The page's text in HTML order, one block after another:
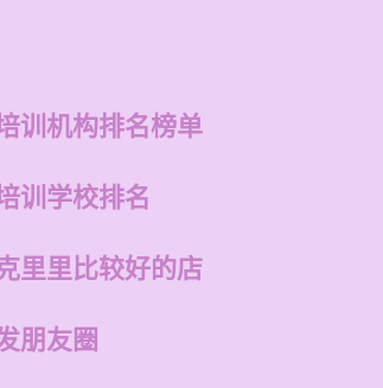
训机构排名榜单
训学校排名
里里比较好的店
朋友圈